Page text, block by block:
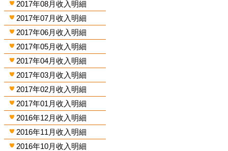
2017年08月收入明細
2017年07月收入明細
2017年06月收入明細
2017年05月收入明細
2017年04月收入明細
2017年03月收入明細
2017年02月收入明細
2017年01月收入明細
2016年12月收入明細
2016年11月收入明細
2016年10月收入明細